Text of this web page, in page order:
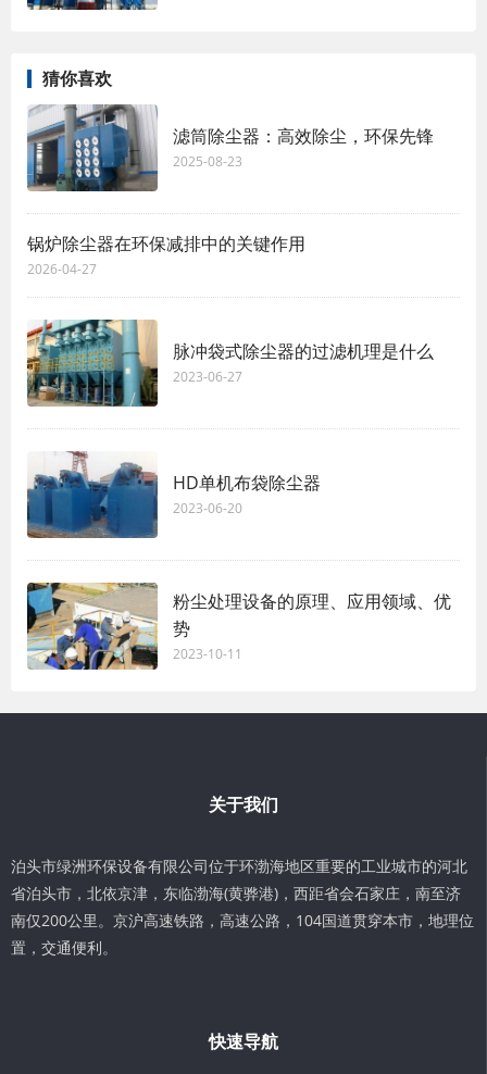
猜你喜欢
滤筒除尘器：高效除尘，环保先锋
2025-08-23
锅炉除尘器在环保减排中的关键作用
2026-04-27
脉冲袋式除尘器的过滤机理是什么
2023-06-27
HD单机布袋除尘器
2023-06-20
粉尘处理设备的原理、应用领域、优
势
2023-10-11
关于我们
泊头市绿洲环保设备有限公司位于环渤海地区重要的工业城市的河北
省泊头市，北依京津，东临渤海(黄骅港)，西距省会石家庄，南至济
南仅200公里。京沪高速铁路，高速公路，104国道贯穿本市，地理位
置，交通便利。
快速导航